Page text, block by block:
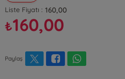
Liste Fiyatı : 160,00
₺160,00
Paylaş